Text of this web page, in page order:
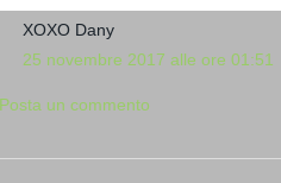
XOXO Dany
25 novembre 2017 alle ore 01:51
Posta un commento